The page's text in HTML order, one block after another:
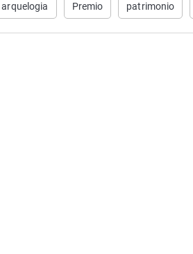
arquelogia Premio patrimonio